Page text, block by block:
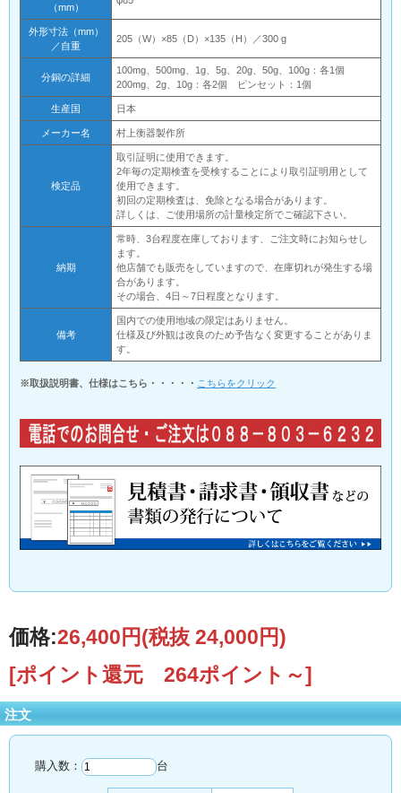
（mm）
外形寸法（mm）
／自重
205（W）×85（D）×135（H）／300 g
分銅の詳細
100mg、500mg、1g、5g、20g、50g、100g：各1個
200mg、2g、10g：各2個 ピンセット：1個
生産国 日本
メーカー名 村上衡器製作所
検定品
取引証明に使用できます。
2年毎の定期検査を受検することにより取引証明用として
使用できます。
初回の定期検査は、免除となる場合があります。
詳しくは、ご使用場所の計量検定所でご確認下さい。
納期
常時、3台程度在庫しております、ご注文時にお知らせし
ます。
他店舗でも販売をしていますので、在庫切れが発生する場
合があります。
その場合、4日～7日程度となります。
備考
国内での使用地域の限定はありません。
仕様及び外観は改良のため予告なく変更することがありま
す。
※取扱説明書、仕様はこちら・・・・・ こちらをクリック
価格:26,400円(税抜 24,000円)
[ポイント還元 264ポイント～]
注文
購入数： 台